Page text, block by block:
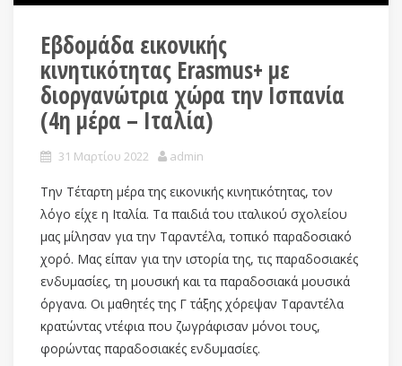
Εβδομάδα εικονικής
κινητικότητας Erasmus+ με
διοργανώτρια χώρα την Ισπανία
(4η μέρα – Ιταλία)
31 Μαρτίου 2022 admin
Την Τέταρτη μέρα της εικονικής κινητικότητας, τον
λόγο είχε η Ιταλία. Τα παιδιά του ιταλικού σχολείου
μας μίλησαν για την Ταραντέλα, τοπικό παραδοσιακό
χορό. Μας είπαν για την ιστορία της, τις παραδοσιακές
ενδυμασίες, τη μουσική και τα παραδοσιακά μουσικά
όργανα. Οι μαθητές της Γ τάξης χόρεψαν Ταραντέλα
κρατώντας ντέφια που ζωγράφισαν μόνοι τους,
φορώντας παραδοσιακές ενδυμασίες.